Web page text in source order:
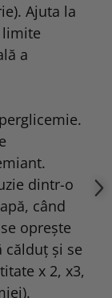
Ajuta la
a
dintr-o
când
opreşte
călduţ şi se
x 2, x3,